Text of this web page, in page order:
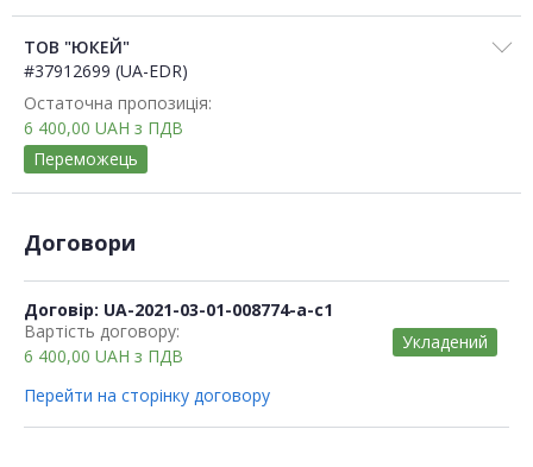
ТОВ "ЮКЕЙ"
#37912699 (UA-EDR)
Остаточна пропозиція:
6 400,00 UAH з ПДВ
Переможець
Договори
Договір: UA-2021-03-01-008774-a-c1
Вартість договору:
6 400,00 UAH з ПДВ
Укладений
Перейти на сторінку договору